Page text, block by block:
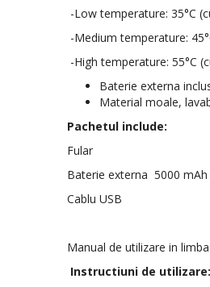
-Low temperature: 35°C
-Medium temperature:
-High temperature: 55°C
Baterie externa
Material moale,
Pachetul include:
Fular
Baterie externa 5000 mAh
Cablu USB
Manual de utilizare in
Instructiuni de utilizare: